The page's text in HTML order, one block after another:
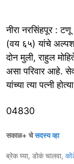
नीरा नरसिंहपूर : टणू
(वय ६५) यांचे
दोन मुली, राहुल
असा परिवार आहे.
यांच्या त्या पत्नी
04830
सकाळ+ चेसदस्य व्हा
ब्रेक घ्या, डोकं चालवा,